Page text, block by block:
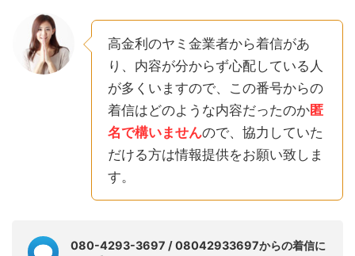
高金利のヤミ金業者から着信があ
り、内容が分からず心配している人
が多くいますので、この番号からの
着信はどのような内容だったのか匿
名で構いませんので、協力していた
だける方は情報提供をお願い致しま
す。
080-4293-3697 / 08042933697からの着信に